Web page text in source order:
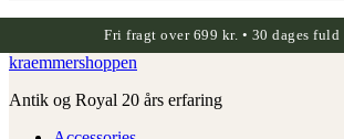
Fri fragt over 699 kr. • 30 dages fuld
kraemmershoppen
Antik og Royal 20 års erfaring